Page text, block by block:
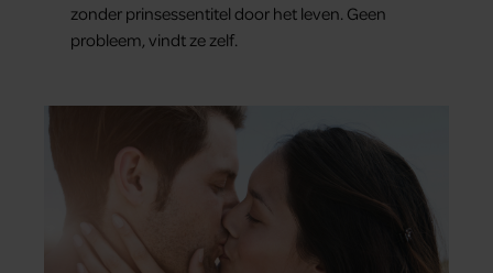
zonder prinsessentitel door het leven. Geen
probleem, vindt ze zelf.